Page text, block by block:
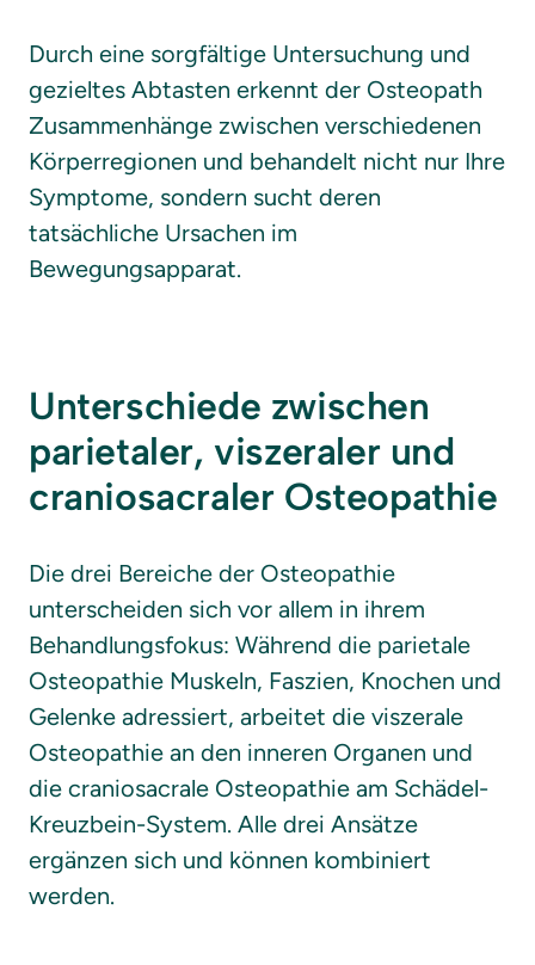
Durch eine sorgfältige Untersuchung und
gezieltes Abtasten erkennt der Osteopath
Zusammenhänge zwischen verschiedenen
Körperregionen und behandelt nicht nur Ihre
Symptome, sondern sucht deren
tatsächliche Ursachen im
Bewegungsapparat.
Unterschiede zwischen
parietaler, viszeraler und
craniosacraler Osteopathie
Die drei Bereiche der Osteopathie
unterscheiden sich vor allem in ihrem
Behandlungsfokus: Während die parietale
Osteopathie Muskeln, Faszien, Knochen und
Gelenke adressiert, arbeitet die viszerale
Osteopathie an den inneren Organen und
die craniosacrale Osteopathie am Schädel-
Kreuzbein-System. Alle drei Ansätze
ergänzen sich und können kombiniert
werden.